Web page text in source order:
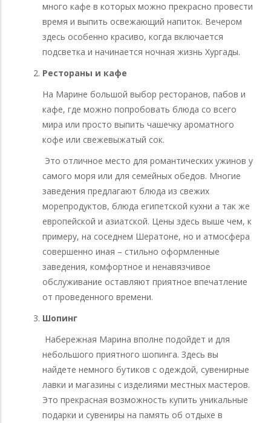
много кафе в которых можно прекрасно провести
время и выпить освежающий напиток. Вечером
здесь особенно красиво, когда включается
подсветка и начинается ночная жизнь Хургады.
Рестораны и кафе
На Марине большой выбор ресторанов, пабов и
кафе, где можно попробовать блюда со всего
мира или просто выпить чашечку ароматного
кофе или свежевыжатый сок.
Это отличное место для романтических ужинов у
самого моря или для семейных обедов. Многие
заведения предлагают блюда из свежих
морепродуктов, блюда египетской кухни а так же
европейской и азиатской. Цены здесь выше чем, к
примеру, на соседнем Шератоне, но и атмосфера
совершенно иная – стильно оформленные
заведения, комфортное и ненавязчивое
обслуживание оставляют приятное впечатление
от проведенного времени.
Шопинг
Набережная Марина вполне подойдет и для
небольшого приятного шопинга. Здесь вы
найдете немного бутиков с одеждой, сувенирные
лавки и магазины с изделиями местных мастеров.
Это прекрасная возможность купить уникальные
подарки и сувениры на память об отдыхе в